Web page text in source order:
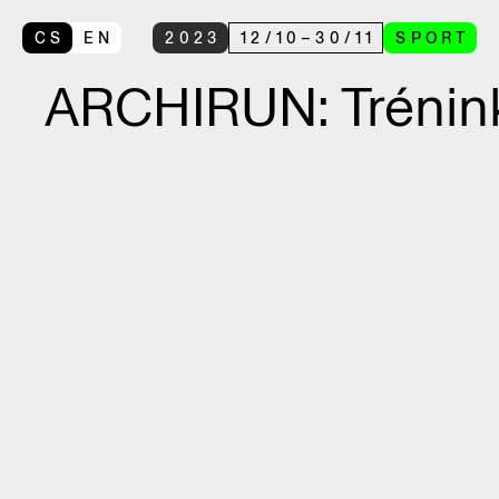
CS EN 2023 12 / 10–30 /11 SPORT
ARCHIRUN: